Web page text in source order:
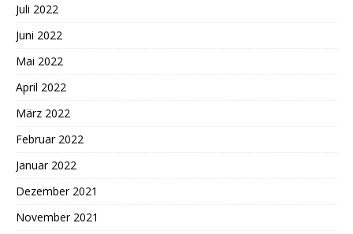
Juli 2022
Juni 2022
Mai 2022
April 2022
März 2022
Februar 2022
Januar 2022
Dezember 2021
November 2021